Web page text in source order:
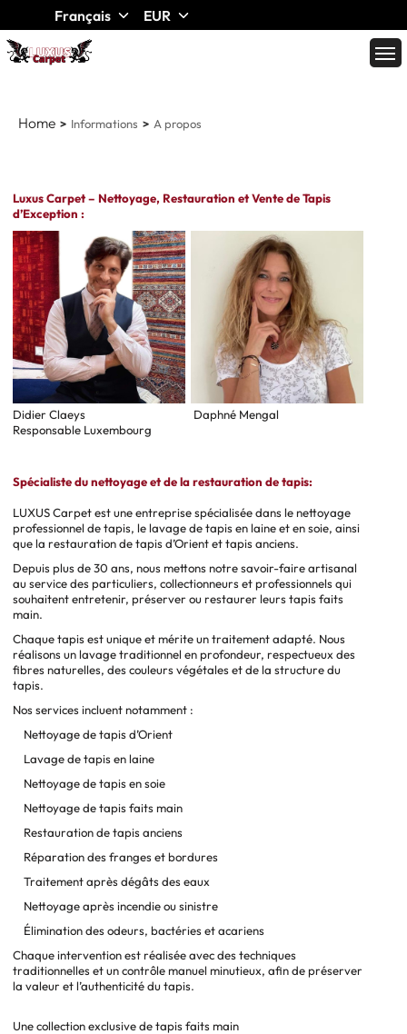
Français EUR
Home Informations A propos
Luxus Carpet – Nettoyage, Restauration et Vente de Tapis
d’Exception :
Didier Claeys
Responsable Luxembourg
Daphné Mengal
Spécialiste du nettoyage et de la restauration de tapis:
LUXUS Carpet est une entreprise spécialisée dans le nettoyage
professionnel de tapis, le lavage de tapis en laine et en soie, ainsi
que la restauration de tapis d’Orient et tapis anciens.
Depuis plus de 30 ans, nous mettons notre savoir-faire artisanal
au service des particuliers, collectionneurs et professionnels qui
souhaitent entretenir, préserver ou restaurer leurs tapis faits
main.
Chaque tapis est unique et mérite un traitement adapté. Nous
réalisons un lavage traditionnel en profondeur, respectueux des
fibres naturelles, des couleurs végétales et de la structure du
tapis.
Nos services incluent notamment :
Nettoyage de tapis d’Orient
Lavage de tapis en laine
Nettoyage de tapis en soie
Nettoyage de tapis faits main
Restauration de tapis anciens
Réparation des franges et bordures
Traitement après dégâts des eaux
Nettoyage après incendie ou sinistre
Élimination des odeurs, bactéries et acariens
Chaque intervention est réalisée avec des techniques
traditionnelles et un contrôle manuel minutieux, afin de préserver
la valeur et l’authenticité du tapis.
Une collection exclusive de tapis faits main